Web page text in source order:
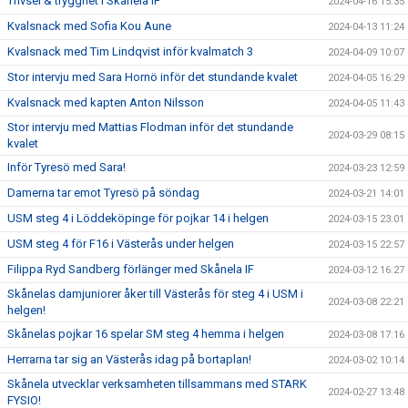
Kvalsnack med Sofia Kou Aune 2024-04-13 11:24
Kvalsnack med Tim Lindqvist inför kvalmatch 3 2024-04-09 10:07
Stor intervju med Sara Hornö inför det stundande kvalet 2024-04-05 16:29
Kvalsnack med kapten Anton Nilsson 2024-04-05 11:43
Stor intervju med Mattias Flodman inför det stundande
kvalet
2024-03-29 08:15
Inför Tyresö med Sara! 2024-03-23 12:59
Damerna tar emot Tyresö på söndag 2024-03-21 14:01
USM steg 4 i Löddeköpinge för pojkar 14 i helgen 2024-03-15 23:01
USM steg 4 för F16 i Västerås under helgen 2024-03-15 22:57
Filippa Ryd Sandberg förlänger med Skånela IF 2024-03-12 16:27
Skånelas damjuniorer åker till Västerås för steg 4 i USM i
helgen!
2024-03-08 22:21
Skånelas pojkar 16 spelar SM steg 4 hemma i helgen 2024-03-08 17:16
Herrarna tar sig an Västerås idag på bortaplan! 2024-03-02 10:14
Skånela utvecklar verksamheten tillsammans med STARK
FYSIO!
2024-02-27 13:48